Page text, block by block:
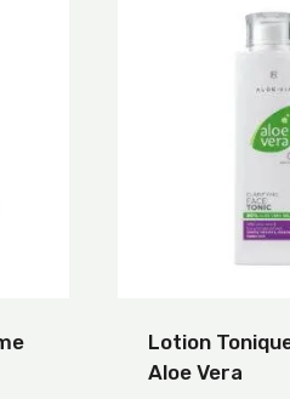
Lotion
Aloe Vera